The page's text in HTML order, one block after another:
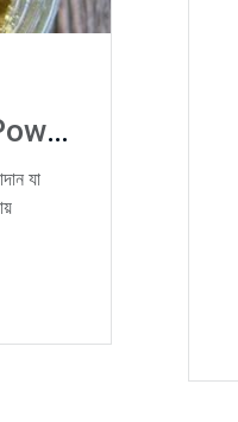
Fresh Lemon Juice Powder - অর্গানিক লেবু পাউডার: স্বাস্থ্য, সৌন্দর্য ও স্বাদের প্রাকৃতিক উপহার
যা